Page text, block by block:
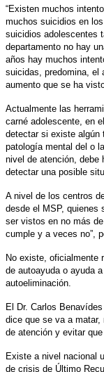
“Existen muchos
muchos suicidios en
suicidios adolescentes
departamento no hay
años hay muchos
suicidas, predomina, el
aumento que se ha
Actualmente las
carné adolescente, en
detectar si existe algún
patología mental del o
nivel de atención, debe
detectar una posible
A nivel de los centros
desde el MSP, quienes
ser vistos en no más
cumple y a veces no”,
No existe, oficialmente
de autoayuda o ayuda
autoeliminación.
El Dr. Carlos
dice que se va a matar,
de atención y evitar
Existe a nivel nacional
de crisis de Último